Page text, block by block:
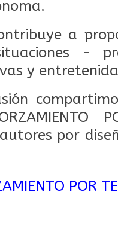
a
-
y
autores por
POR